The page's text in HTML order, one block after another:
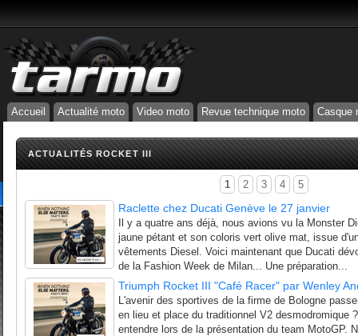
Accueil Actualité moto Video moto Revue technique moto Casque
ACTUALITÉS ROCKET III
1 2 3 4 5
Raclette chez Ducati Genève le 27 janvier
Il y a quatre ans déjà, nous avions vu la Monster
jaune pétant et son coloris vert olive mat, issue
vêtements Diesel. Voici maintenant que Ducati
de la Fashion Week de Milan... Une préparation...
Triumph Rocket III "Café Racer" par Wenley
L'avenir des sportives de la firme de Bologne
en lieu et place du traditionnel V2 desmodromique
entendre lors de la présentation du team MotoGP.